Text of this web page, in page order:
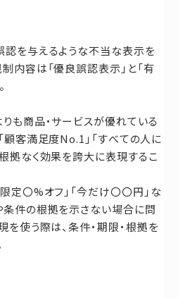
を与えるような不当な表示を
内容は「優良誤認表示」と「有
も商品・サービスが優れている
顧客満足度No.1」「すべての人に
拠なく効果を誇大に表現するこ
定〇%オフ」「今だけ〇〇円」な
条件の根拠を示さない場合に問
を使う際は、条件・期限・根拠を